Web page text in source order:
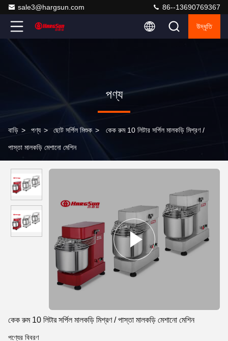
sale3@hargsun.com 86--13690769367
উদ্ধৃতি
পণ্য
বাড়ি > পণ্য > ছোট সর্পিল মিশুক > কেক রুম 10 লিটার সর্পিল মালকড়ি মিশ্রণ /
পাস্তা মালকড়ি মেশানো মেশিন
কেক রুম 10 লিটার সর্পিল মালকড়ি মিশ্রণ / পাস্তা মালকড়ি মেশানো মেশিন
পণ্যের বিবরণ